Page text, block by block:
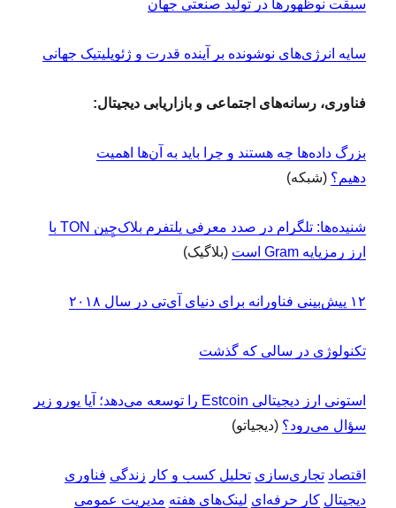
سبقت نوظهورها در تولید صنعتی جهان
سایه انرژی‌های نوشونده بر آینده قدرت و ژئوپلیتیک جهانی
فناوری، رسانه‌های اجتماعی و بازاریابی دیجیتال:
بزرگ ‌داده‌ها چه هستند و چرا باید به آن‌ها اهمیت
دهیم؟ (شبکه)
شنیده‌ها: تلگرام در صدد معرفی پلتفرم بلاک‌چِین TON با
ارز رمزپایه Gram است
(بلاگیک)
۱۲ پیش‌بینی فناورانه برای دنیای آی‌تی در سال ۲۰۱۸
تکنولوژی در سالی که گذشت
استونی ارز دیجیتالی Estcoin را توسعه می‌دهد؛ آیا یورو زیر
سؤال می‌رود؟ (دیجیاتو)
اقتصاد تجاری‌سازی تحلیل کسب و کار زندگی فناوری
دیجیتال کار حرفه‌ای لینک‌های هفته مدیریت عمومی